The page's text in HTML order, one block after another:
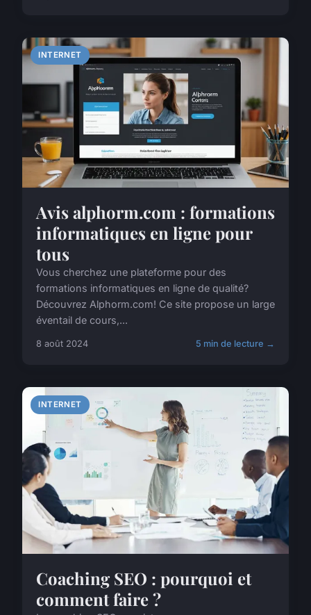
INTERNET
Avis alphorm.com : formations
informatiques en ligne pour
tous
Vous cherchez une plateforme pour des
formations informatiques en ligne de qualité?
Découvrez Alphorm.com! Ce site propose un large
éventail de cours,...
8 août 2024 5 min de lecture →
INTERNET
Coaching SEO : pourquoi et
comment faire ?